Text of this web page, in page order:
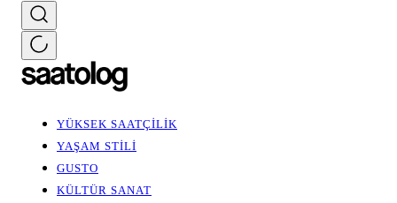
YÜKSEK SAATÇİLİK
YAŞAM STİLİ
GUSTO
KÜLTÜR SANAT